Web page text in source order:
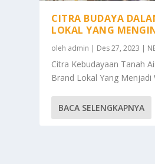
CITRA BUDAYA
LOKAL YANG
oleh admin | Des 27, 2023 |
Citra Kebudayaan Tanah
Brand Lokal Yang Menjadi
BACA SELENGKAPNYA